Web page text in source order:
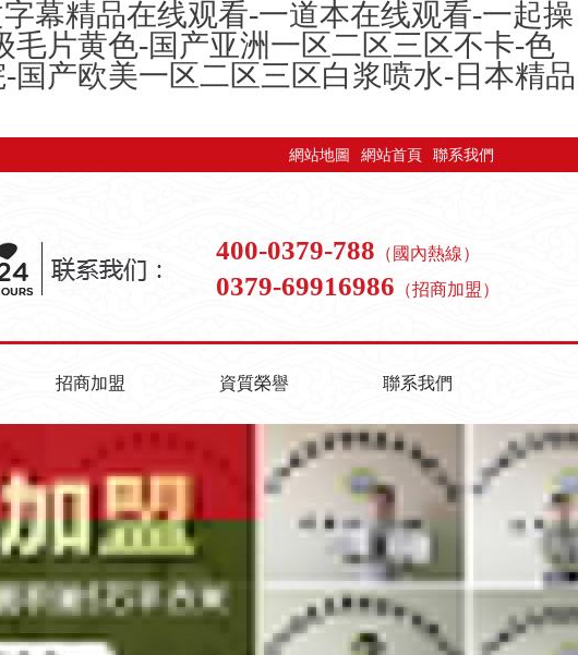
幕精品在线观看-一道本在线观看-一起操
片黄色-国产亚洲一区二区三区不卡-色
产欧美一区二区三区白浆喷水-日本精品
網站地圖 網站首頁 聯系我們
400-0379-788 （國內熱線）
0379-69916986 （招商加盟）
招商加盟 資質榮譽 聯系我們